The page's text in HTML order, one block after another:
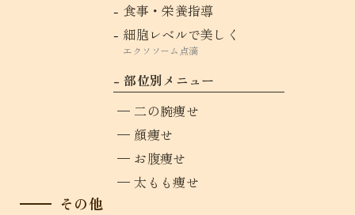
食事・栄養指導
細胞レベルで美しく
エクソソーム点滴
部位別メニュー
二の腕痩せ
顔痩せ
お腹痩せ
太もも痩せ
その他